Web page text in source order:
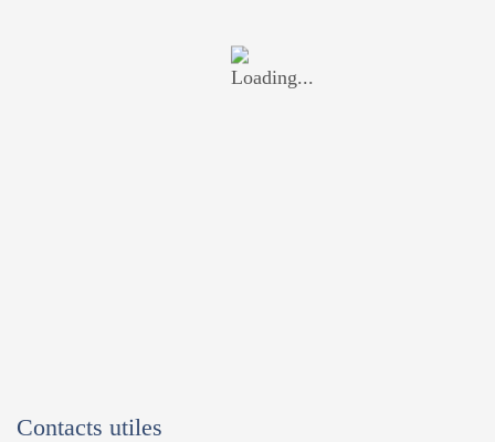
Contacts utiles